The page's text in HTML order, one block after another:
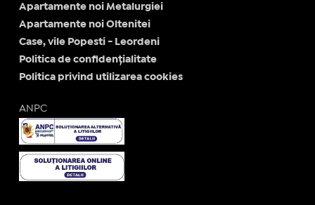
Apartamente noi Metalurgiei
Apartamente noi Oltenitei
Case, vile Popesti - Leordeni
Politica de confidențialitate
Politica privind utilizarea cookies
ANPC